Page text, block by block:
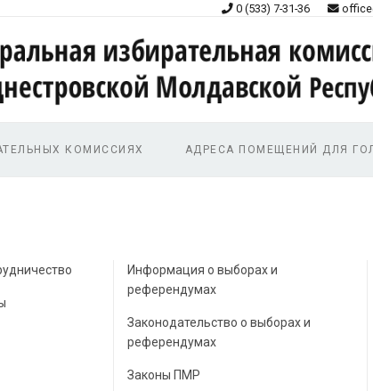
0 (533) 7-31-36
КОМИССИЯХ АДРЕСА ПОМЕЩЕНИЙ ДЛЯ
Информация о выборах и
референдумах
Законодательство о выборах и
референдумах
Законы ПМР